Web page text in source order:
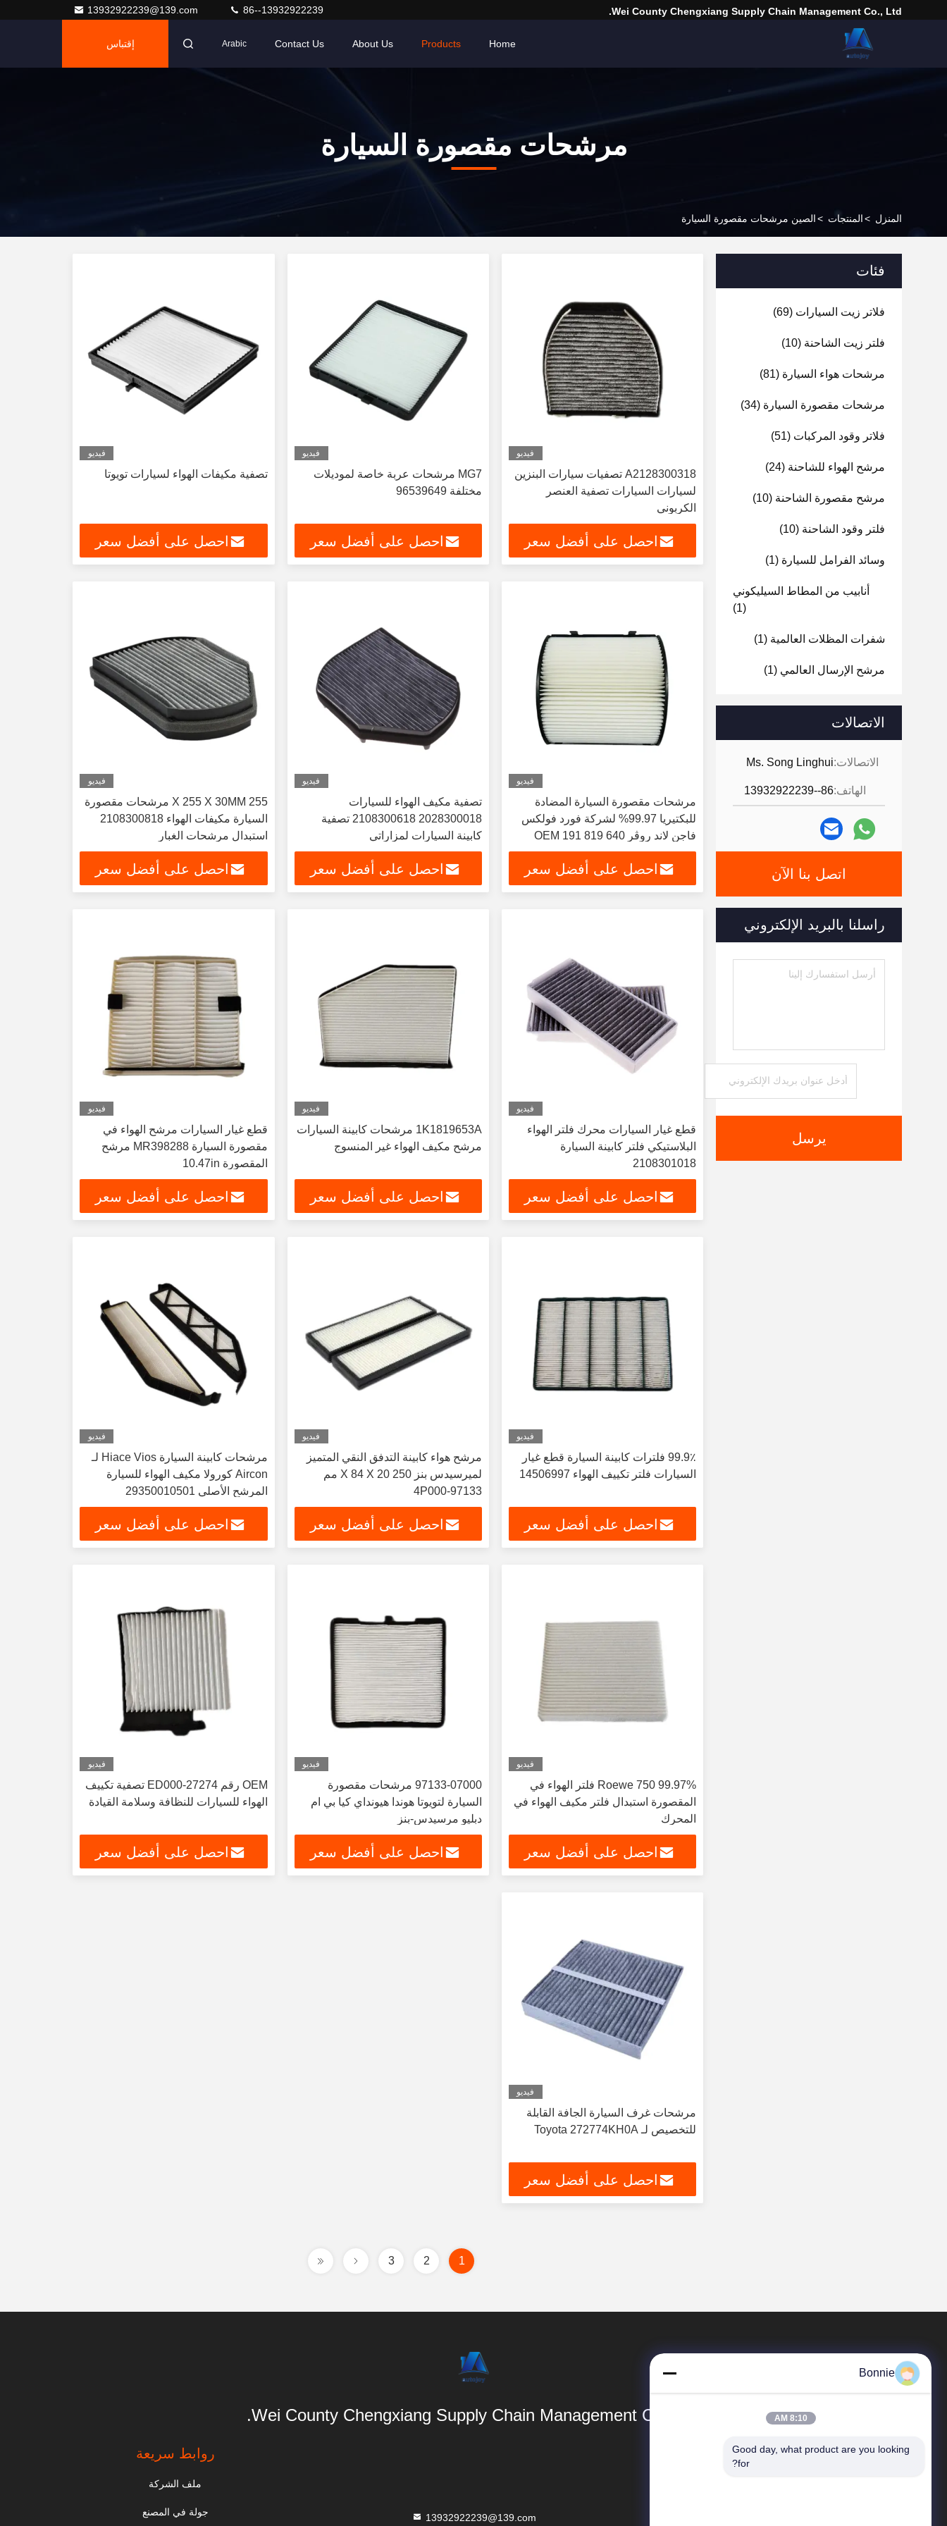
Wei County Chengxiang Supply Chain Management Co., Ltd.
13932922239@139.com 86--13932922239
Home
Products
About Us
Contact Us
Arabic إقتباس
مرشحات مقصورة السيارة
المنزل >المنتجات >الصين مرشحات مقصورة السيارة
فئات
فلاتر زيت السيارات (69)
فلتر زيت الشاحنة (10)
مرشحات هواء السيارة (81)
مرشحات مقصورة السيارة (34)
فلاتر وقود المركبات (51)
مرشح الهواء للشاحنة (24)
مرشح مقصورة الشاحنة (10)
فلتر وقود الشاحنة (10)
وسائد الفرامل للسيارة (1)
أنابيب من المطاط السيليكوني
(1)
شفرات المظلات العالمية (1)
مرشح الإرسال العالمي (1)
الاتصالات
الاتصالات:Ms. Song Linghui
الهاتف:86--13932922239
اتصل بنا الآن
راسلنا بالبريد الإلكتروني
يرسل
فيديو
A2128300318 تصفيات سيارات البنزين
لسيارات السيارات تصفية العنصر
الكربوني
احصل على أفضل سعر
فيديو
MG7 مرشحات عربة خاصة لموديلات
مختلفة 96539649
احصل على أفضل سعر
فيديو
تصفية مكيفات الهواء لسيارات تويوتا
احصل على أفضل سعر
فيديو
مرشحات مقصورة السيارة المضادة
للبكتيريا 99.97% لشركة فورد فولكس
فاجن لاند روڤر OEM 191 819 640
احصل على أفضل سعر
فيديو
تصفية مكيف الهواء للسيارات
2028300018 2108300618 تصفية
كابينة السيارات لمزاراتي
احصل على أفضل سعر
فيديو
255 X 255 X 30MM مرشحات مقصورة
السيارة مكيفات الهواء 2108300818
استبدال مرشحات الغبار
احصل على أفضل سعر
فيديو
قطع غيار السيارات محرك فلتر الهواء
البلاستيكي فلتر كابينة السيارة
2108301018
احصل على أفضل سعر
فيديو
1K1819653A مرشحات كابينة السيارات
مرشح مكيف الهواء غير المنسوج
احصل على أفضل سعر
فيديو
قطع غيار السيارات مرشح الهواء في
مقصورة السيارة MR398288 مرشح
المقصورة 10.47in
احصل على أفضل سعر
فيديو
99.9٪ فلترات كابينة السيارة قطع غيار
السيارات فلتر تكييف الهواء 14506997
احصل على أفضل سعر
فيديو
مرشح هواء كابينة التدفق النقي المتميز
لميرسيدس بنز 250 X 84 X 20 مم
97133-4P000
احصل على أفضل سعر
فيديو
مرشحات كابينة السيارة Hiace Vios لـ
Aircon كورولا مكيف الهواء للسيارة
المرشح الأصلي 29350010501
احصل على أفضل سعر
فيديو
Roewe 750 99.97% فلتر الهواء في
المقصورة استبدال فلتر مكيف الهواء في
المحرك
احصل على أفضل سعر
فيديو
97133-07000 مرشحات مقصورة
السيارة لتويوتا هوندا هيونداي كيا بي ام
دبليو مرسيدس-بنز
احصل على أفضل سعر
فيديو
OEM رقم 27274-ED000 تصفية تكييف
الهواء للسيارات للنظافة وسلامة القيادة
احصل على أفضل سعر
فيديو
مرشحات غرف السيارة الجافة القابلة
للتخصيص لـ Toyota 272774KH0A
احصل على أفضل سعر
1
2
3
Wei County Chengxiang Supply Chain Management Co., Ltd.
المنتجات
13932922239@139.com
روابط سريعة
ملف الشركة
جولة في المصنع
Bonnie
8:10 AM
Good day, what product are you looking
for?